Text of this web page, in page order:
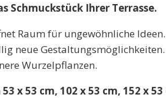
Schmuckstück Ihrer Terrasse.
Raum für ungewöhnliche
neue Gestaltungsmöglichkeiten.
Wurzelpflanzen.
53 x 53 cm, 102 x 53 cm, 152 x 53